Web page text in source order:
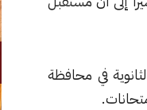
في محافظة